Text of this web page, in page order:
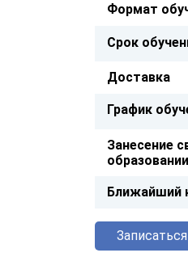
Формат
Срок
Доставка
График
Занесение
образовании
Ближайший